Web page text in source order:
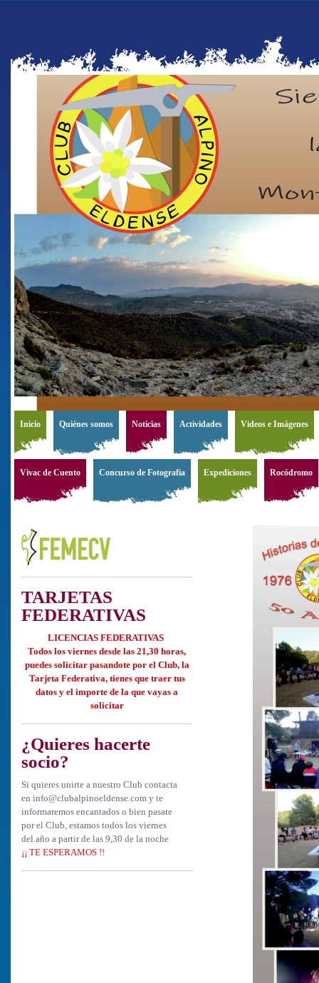
Inicio Quiénes somos Noticias Actividades Videos e Imágenes
Vivac de Cuento Concurso de Fotografia Expediciones Rocódromo
TARJETAS
FEDERATIVAS
LICENCIAS FEDERATIVAS
Todos los viernes desde las 21,30 horas,
puedes solicitar pasandote por el Club, la
Tarjeta Federativa, tienes que traer tus
datos y el importe de la que vayas a
solicitar
¿Quieres hacerte
socio?
Si quieres unirte a nuestro Club contacta
en info@clubalpinoeldense.com y te
informaremos encantados o bien pasate
por el Club, estamos todos los viernes
del año a partir de las 9,30 de la noche
¡¡ TE ESPERAMOS !!